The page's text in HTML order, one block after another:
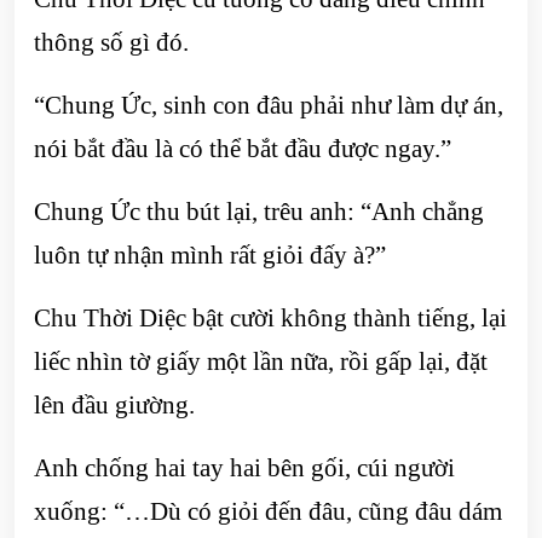
thông số gì đó.
“Chung Ức, sinh con đâu phải như làm dự án,
nói bắt đầu là có thể bắt đầu được ngay.”
Chung Ức thu bút lại, trêu anh: “Anh chẳng
luôn tự nhận mình rất giỏi đấy à?”
Chu Thời Diệc bật cười không thành tiếng, lại
liếc nhìn tờ giấy một lần nữa, rồi gấp lại, đặt
lên đầu giường.
Anh chống hai tay hai bên gối, cúi người
xuống: “…Dù có giỏi đến đâu, cũng đâu dám